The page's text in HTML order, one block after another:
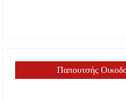
Παπουτσής